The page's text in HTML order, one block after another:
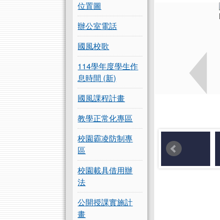
位置圖
辦公室電話
國風校歌
114學年度學生作
息時間 (新)
國風課程計畫
教學正常化專區
校園霸凌防制專
區
校園載具借用辦
法
公開授課實施計
畫